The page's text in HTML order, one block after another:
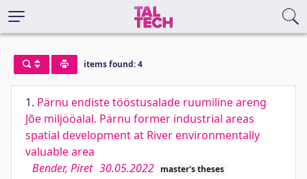
items found: 4
1. Pärnu endiste tööstusalade ruumiline areng
Jõe miljööalal. Pärnu former industrial areas
spatial development at River environmentally
valuable area
Bender, Piret 30.05.2022 master's theses